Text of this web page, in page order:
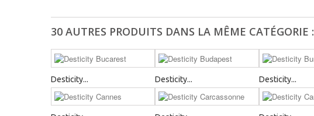
30 AUTRES PRODUITS DANS LA MÊME CATÉGORIE :
Desticity... Desticity... Desticity...